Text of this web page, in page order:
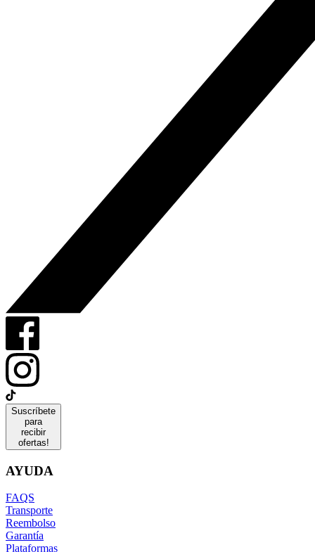
Suscríbete
para
recibir
ofertas!
AYUDA
FAQS
Transporte
Reembolso
Garantía
Plataformas